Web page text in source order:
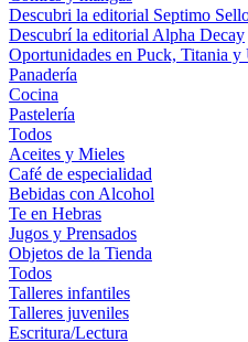
Descubri la editorial Septimo
Descubrí la editorial Alpha Decay
Oportunidades en Puck, Titania y
Panadería
Cocina
Pastelería
Todos
Aceites y Mieles
Café de especialidad
Bebidas con Alcohol
Te en Hebras
Jugos y Prensados
Objetos de la Tienda
Todos
Talleres infantiles
Talleres juveniles
Escritura/Lectura